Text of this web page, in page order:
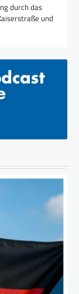
durch das
und